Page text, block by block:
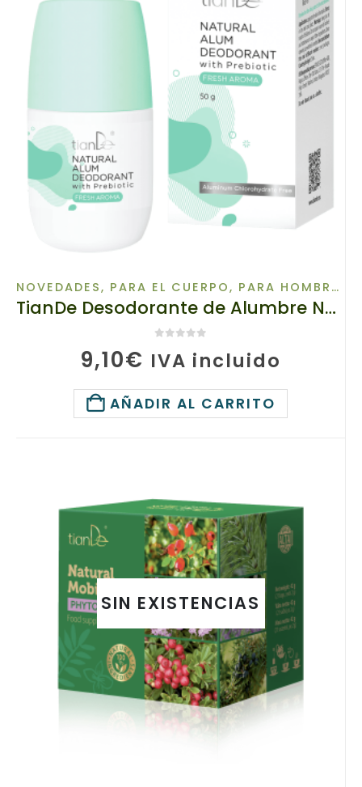
NOVEDADES, PARA EL CUERPO, PARA HOMBRES
TianDe Desodorante de Alumbre Natural con Prebiótico Inulina y Alunita, 60152, 50g Protección Fresca 24H y Cuidado Axilar
9,10€ IVA incluido
AÑADIR AL CARRITO
SIN EXISTENCIAS